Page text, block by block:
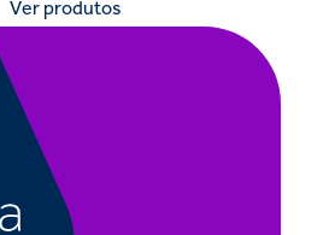
Ver produtos